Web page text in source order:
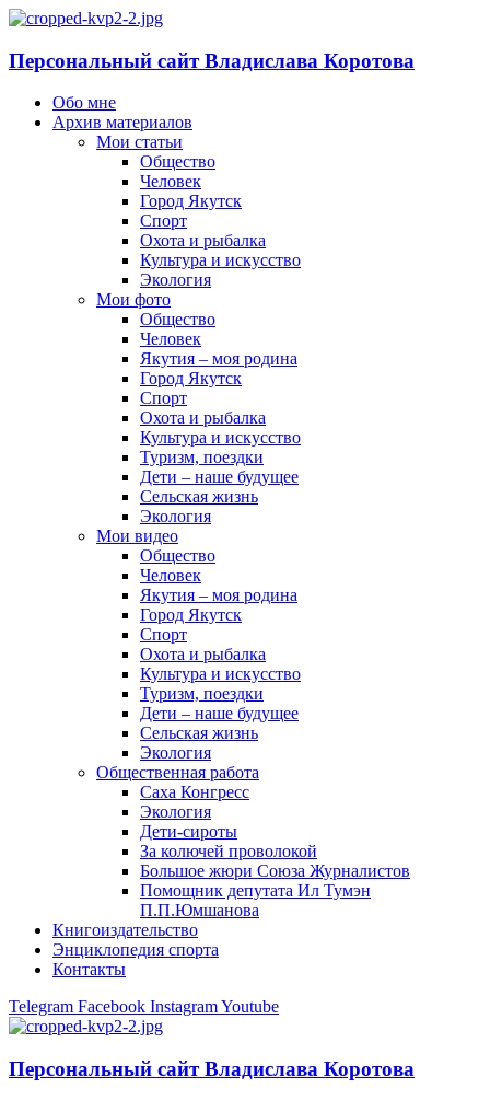
Персональный сайт Владислава Коротова
Обо мне
Архив материалов
Мои статьи
Общество
Человек
Город Якутск
Спорт
Охота и рыбалка
Культура и искусство
Экология
Мои фото
Общество
Человек
Якутия – моя родина
Город Якутск
Спорт
Охота и рыбалка
Культура и искусство
Туризм, поездки
Дети – наше будущее
Сельская жизнь
Экология
Мои видео
Общество
Человек
Якутия – моя родина
Город Якутск
Спорт
Охота и рыбалка
Культура и искусство
Туризм, поездки
Дети – наше будущее
Сельская жизнь
Экология
Общественная работа
Саха Конгресс
Экология
Дети-сироты
За колючей проволокой
Большое жюри Союза Журналистов
Помощник депутата Ил Тумэн
П.П.Юмшанова
Книгоиздательство
Энциклопедия спорта
Контакты
Telegram Facebook InstagramYoutube
Персональный сайт Владислава Коротова